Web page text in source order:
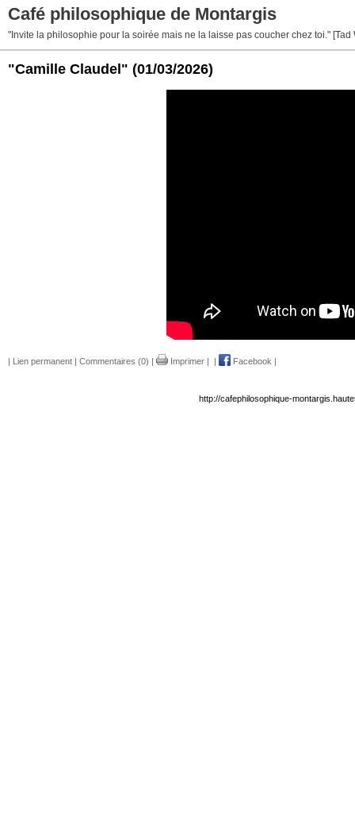
Café philosophique de Montargis
"Invite la philosophie pour la soirée mais ne la laisse pas coucher chez toi." [Tad
"Camille Claudel" (01/03/2026)
| Lien permanent | Commentaires (0) | Imprimer | | Facebook |
http://cafephilosophique-